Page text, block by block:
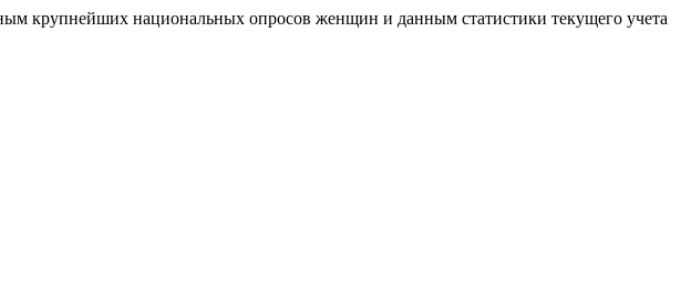
крупнейших национальных опросов женщин и данным статистики текущего учета